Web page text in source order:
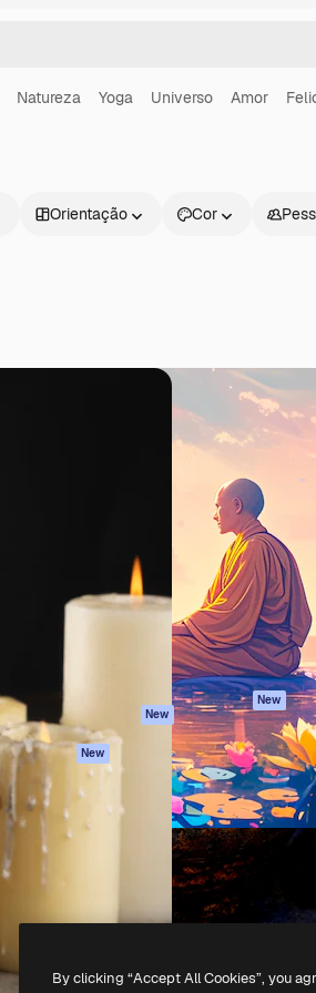
Natureza Yoga Universo Amor
Orientação Cor
imagens
Gerador de vídeos
Texto para voz
MCP para
Claude/ChatGPT
New
Agentes New
App móvel
Todas as
ferramentas
Começar
Academy
Documentação
Atendimento
Termos e
condições
Política de
privacidade
Originais New
Política de
Central de
confiabilidade
Afiliados
Empresas
Todos os direitos reservados.
By clicking “Accept All Cookies”, you